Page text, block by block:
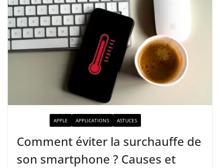
APPLE APPLICATIONS ASTUCES
Comment éviter la surchauffe de
son smartphone ? Causes et